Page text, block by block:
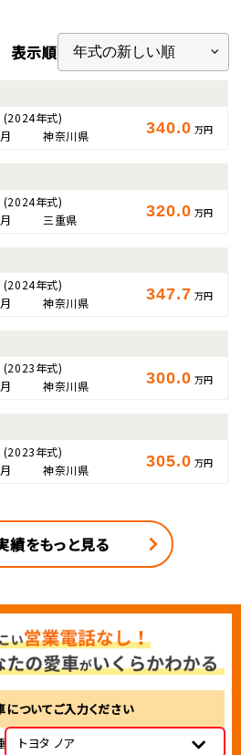
表示順
(2024年式)
神奈川県 340.0 万円
(2024年式)
三重県 320.0 万円
(2024年式)
神奈川県 347.7 万円
(2023年式)
神奈川県 300.0 万円
(2023年式)
神奈川県 305.0 万円
績をもっと見る
についてご入力ください
トヨタ ノア